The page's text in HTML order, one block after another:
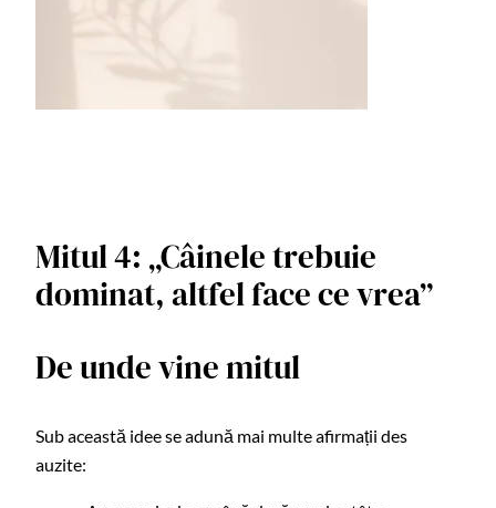
Mitul 4: „Câinele trebuie
dominat, altfel face ce vrea”
De unde vine mitul
Sub această idee se adună mai multe afirmații des
auzite: